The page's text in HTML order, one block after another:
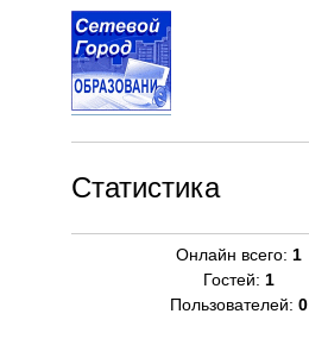
Статистика
Онлайн всего: 1
Гостей: 1
Пользователей: 0